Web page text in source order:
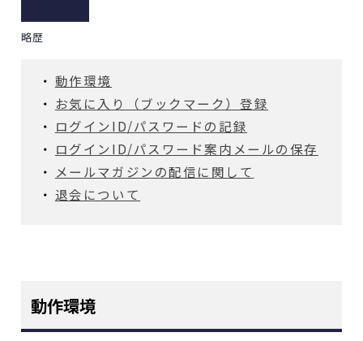
略歴
動作環境
お気に入り（ブックマーク）登録
ログインID/パスワードの記録
ログインID/パスワード案内メールの保存
メールマガジンの配信に関して
退会について
動作環境